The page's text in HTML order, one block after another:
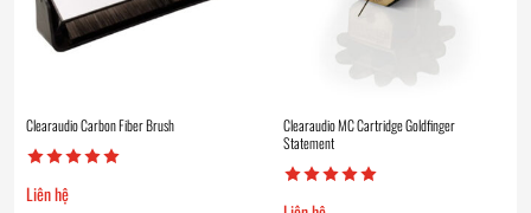
Clearaudio Carbon Fiber Brush
Liên hệ
Clearaudio MC Cartridge Goldfinger
Statement